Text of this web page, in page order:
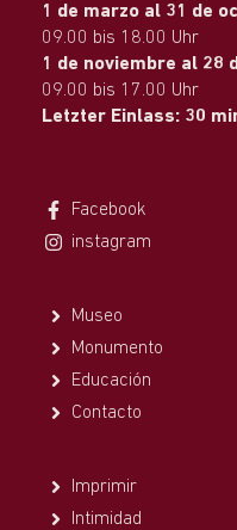
1 de marzo al 31 de
09.00 bis 18.00 Uhr
1 de noviembre al 28
09.00 bis 17.00 Uhr
Letzter Einlass: 30
Facebook
instagram
Museo
Monumento
Educación
Contacto
Imprimir
Intimidad